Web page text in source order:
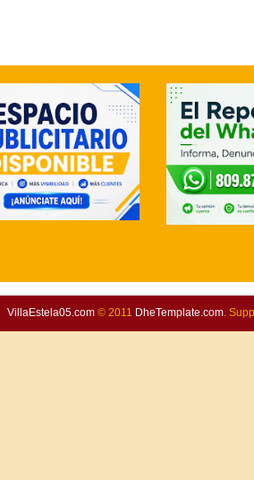
VillaEstela05.com© 2011 DheTemplate.com.